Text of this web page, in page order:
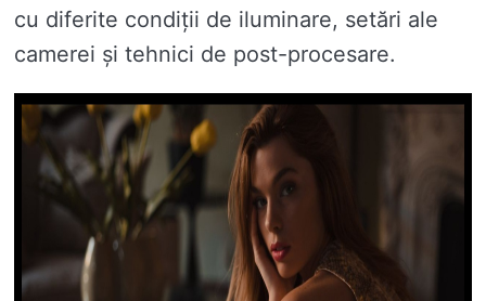
cu diferite condiții de iluminare, setări ale
camerei și tehnici de post-procesare.